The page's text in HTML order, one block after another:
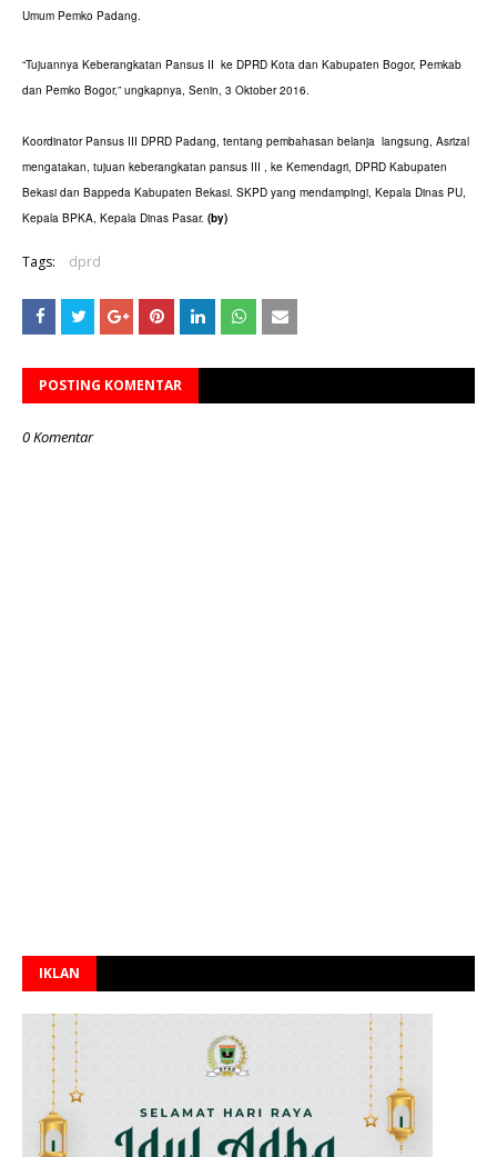
Umum Pemko Padang.
“Tujuannya Keberangkatan Pansus II ke DPRD Kota dan Kabupaten Bogor, Pemkab
dan Pemko Bogor,” ungkapnya, Senin, 3 Oktober 2016.
Koordinator Pansus III DPRD Padang, tentang pembahasan belanja langsung, Asrizal
mengatakan, tujuan keberangkatan pansus III , ke Kemendagri, DPRD Kabupaten
Bekasi dan Bappeda Kabupaten Bekasi. SKPD yang mendampingi, Kepala Dinas PU,
Kepala BPKA, Kepala Dinas Pasar. (by)
Tags: dprd
POSTING KOMENTAR
0 Komentar
IKLAN